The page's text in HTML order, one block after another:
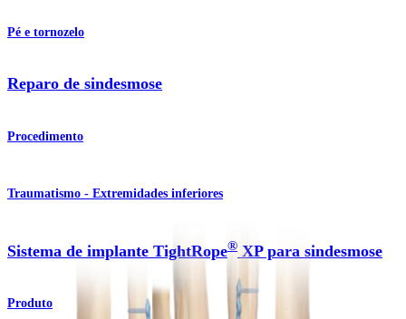
Pé e tornozelo
Reparo de sindesmose
Procedimento
Traumatismo - Extremidades inferiores
Sistema de implante TightRope® XP para sindesmose
Produto